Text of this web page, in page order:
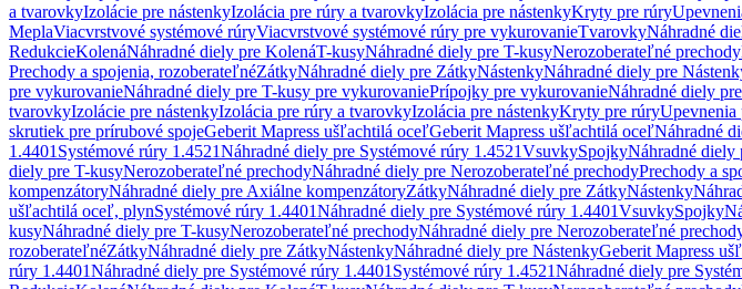
a tvarovkyIzolácie pre nástenkyIzolácia pre rúry a tvarovkyIzolácia pre nástenkyKryty pre rúry
MeplaViacvrstvové systémové rúryViacvrstvové systémové rúry pre vykurovanieTvarovkyNáhradné
RedukcieKolenáNáhradné diely pre KolenáT-kusyNáhradné diely pre T-kusyNerozoberateľné prechody
Prechody a spojenia, rozoberateľnéZátkyNáhradné diely pre ZátkyNástenkyNáhradné diely pre
pre vykurovanieNáhradné diely pre T-kusy pre vykurovaniePrípojky pre vykurovanieNáhradné diely
tvarovkyIzolácie pre nástenkyIzolácia pre rúry a tvarovkyIzolácia pre nástenkyKryty pre rúryUpevnenia
skrutiek pre prírubové spojeGeberit Mapress ušľachtilá oceľGeberit Mapress ušľachtilá oceľNáhradné
1.4401 Systémové rúry 1.4521Náhradné diely pre Systémové rúry 1.4521VsuvkySpojkyNáhradné diely
diely pre T-kusyNerozoberateľné prechodyNáhradné diely pre Nerozoberateľné prechodyPrechody a
kompenzátoryNáhradné diely pre Axiálne kompenzátoryZátkyNáhradné diely pre ZátkyNástenky
ušľachtilá oceľ, plynSystémové rúry 1.4401Náhradné diely pre Systémové rúry 1.4401VsuvkySpojky
kusyNáhradné diely pre T-kusyNerozoberateľné prechodyNáhradné diely pre Nerozoberateľné
rozoberateľnéZátkyNáhradné diely pre ZátkyNástenkyNáhradné diely pre NástenkyGeberit Mapress
rúry 1.4401Náhradné diely pre Systémové rúry 1.4401 Systémové rúry 1.4521Náhradné diely pre